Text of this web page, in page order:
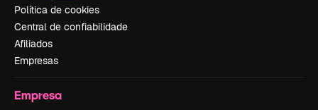
Política de cookies
Central de confiabilidade
Afiliados
Empresas
Empresa